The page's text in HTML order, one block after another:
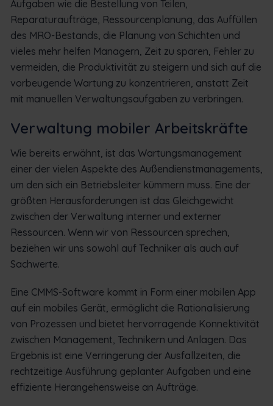
Aufgaben wie die Bestellung von Teilen,
Reparaturaufträge, Ressourcenplanung, das Auffüllen
des MRO-Bestands, die Planung von Schichten und
vieles mehr helfen Managern, Zeit zu sparen, Fehler zu
vermeiden, die Produktivität zu steigern und sich auf die
vorbeugende Wartung zu konzentrieren, anstatt Zeit
mit manuellen Verwaltungsaufgaben zu verbringen.
Verwaltung mobiler Arbeitskräfte
Wie bereits erwähnt, ist das Wartungsmanagement
einer der vielen Aspekte des Außendienstmanagements,
um den sich ein Betriebsleiter kümmern muss. Eine der
größten Herausforderungen ist das Gleichgewicht
zwischen der Verwaltung interner und externer
Ressourcen. Wenn wir von Ressourcen sprechen,
beziehen wir uns sowohl auf Techniker als auch auf
Sachwerte.
Eine CMMS-Software kommt in Form einer mobilen App
auf ein mobiles Gerät, ermöglicht die Rationalisierung
von Prozessen und bietet hervorragende Konnektivität
zwischen Management, Technikern und Anlagen. Das
Ergebnis ist eine Verringerung der Ausfallzeiten, die
rechtzeitige Ausführung geplanter Aufgaben und eine
effiziente Herangehensweise an Aufträge.